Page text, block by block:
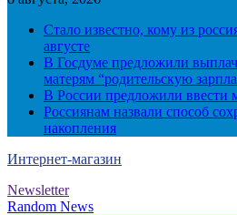
Стало известно, кому из
августе
В Госдуме предложили
матерям “родительскую
В России предложили ввести
Россиянам назвали способ
накопления
Интернет-магазин
Newsletter
Random News